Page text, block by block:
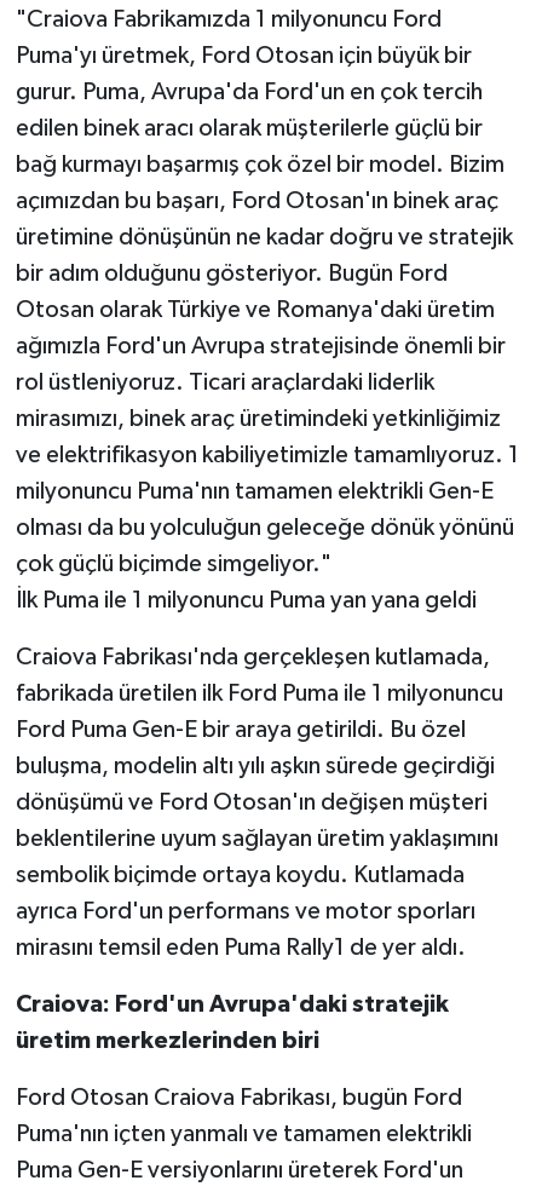
"Craiova Fabrikamızda 1 milyonuncu Ford
Puma'yı üretmek, Ford Otosan için büyük bir
gurur. Puma, Avrupa'da Ford'un en çok tercih
edilen binek aracı olarak müşterilerle güçlü bir
bağ kurmayı başarmış çok özel bir model. Bizim
açımızdan bu başarı, Ford Otosan'ın binek araç
üretimine dönüşünün ne kadar doğru ve stratejik
bir adım olduğunu gösteriyor. Bugün Ford
Otosan olarak Türkiye ve Romanya'daki üretim
ağımızla Ford'un Avrupa stratejisinde önemli bir
rol üstleniyoruz. Ticari araçlardaki liderlik
mirasımızı, binek araç üretimindeki yetkinliğimiz
ve elektrifikasyon kabiliyetimizle tamamlıyoruz. 1
milyonuncu Puma'nın tamamen elektrikli Gen-E
olması da bu yolculuğun geleceğe dönük yönünü
çok güçlü biçimde simgeliyor."
İlk Puma ile 1 milyonuncu Puma yan yana geldi
Craiova Fabrikası'nda gerçekleşen kutlamada,
fabrikada üretilen ilk Ford Puma ile 1 milyonuncu
Ford Puma Gen-E bir araya getirildi. Bu özel
buluşma, modelin altı yılı aşkın sürede geçirdiği
dönüşümü ve Ford Otosan'ın değişen müşteri
beklentilerine uyum sağlayan üretim yaklaşımını
sembolik biçimde ortaya koydu. Kutlamada
ayrıca Ford'un performans ve motor sporları
mirasını temsil eden Puma Rally1 de yer aldı.
Craiova: Ford'un Avrupa'daki stratejik
üretim merkezlerinden biri
Ford Otosan Craiova Fabrikası, bugün Ford
Puma'nın içten yanmalı ve tamamen elektrikli
Puma Gen-E versiyonlarını üreterek Ford'un